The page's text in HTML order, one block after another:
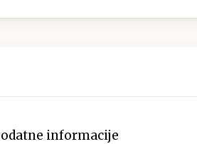
informacije